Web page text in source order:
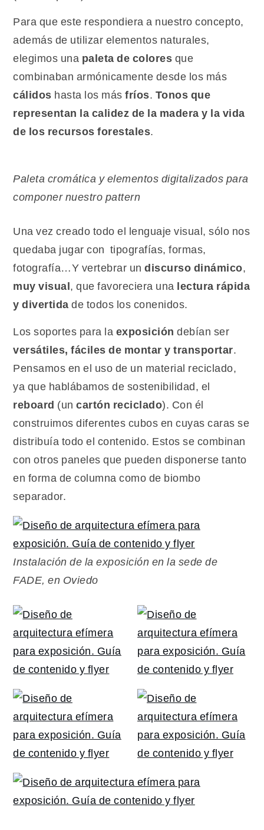
Para que este respondiera a nuestro concepto,
además de utilizar elementos naturales,
elegimos una paleta de colores que
combinaban armónicamente desde los más
cálidos hasta los másfríos. Tonos que
representan la calidez de la madera y la vida
de los recursos forestales.
Paleta cromática y elementos digitalizados para
componer nuestro pattern
Una vez creado todo el lenguaje visual, sólo nos
quedaba jugar con tipografías, formas,
fotografía…Y vertebrar undiscurso dinámico,
muy visual, que favoreciera una lectura rápida
y divertida de todos los conenidos.
Los soportes para la exposición debían ser
versátiles, fáciles de montar y transportar.
Pensamos en el uso de un material reciclado,
ya que hablábamos de sostenibilidad, el
reboard (uncartón reciclado). Con él
construimos diferentes cubos en cuyas caras se
distribuía todo el contenido. Estos se combinan
con otros paneles que pueden disponerse tanto
en forma de columna como de biombo
separador.
Instalación de la exposición en la sede de
FADE, en Oviedo